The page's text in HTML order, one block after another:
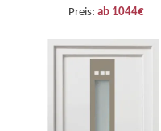
Preis: ab 1044€